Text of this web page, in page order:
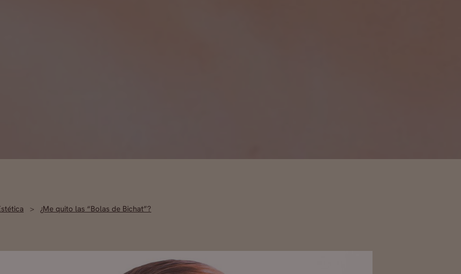
¿Me quito las “Bolas de Bichat”?